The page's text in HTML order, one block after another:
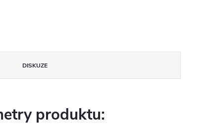
DISKUZE
produktu: